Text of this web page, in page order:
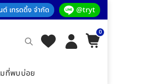
เทรดดิ้ง จำกัด @tryt
0
มที่พบบ่อย